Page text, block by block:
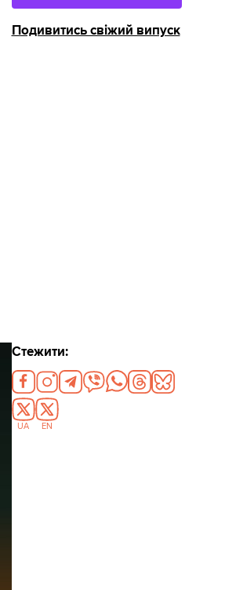
Подивитись свіжий випуск
Стежити:
UA EN